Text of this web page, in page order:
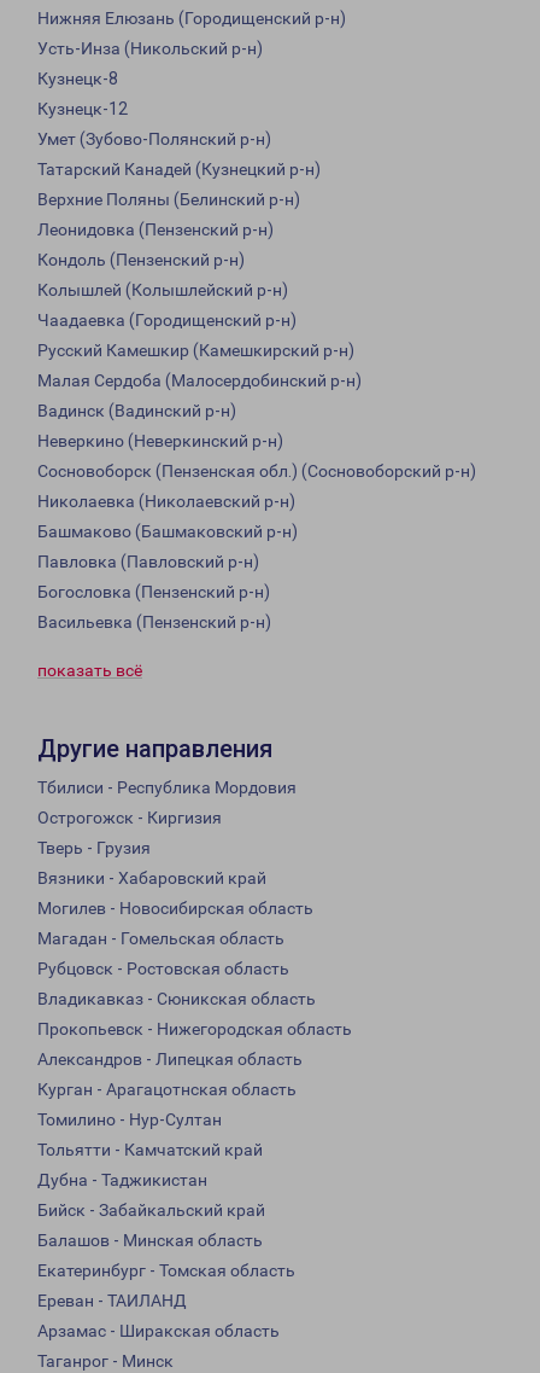
Нижняя Елюзань (Городищенский р-н)
Усть-Инза (Никольский р-н)
Кузнецк-8
Кузнецк-12
Умет (Зубово-Полянский р-н)
Татарский Канадей (Кузнецкий р-н)
Верхние Поляны (Белинский р-н)
Леонидовка (Пензенский р-н)
Кондоль (Пензенский р-н)
Колышлей (Колышлейский р-н)
Чаадаевка (Городищенский р-н)
Русский Камешкир (Камешкирский р-н)
Малая Сердоба (Малосердобинский р-н)
Вадинск (Вадинский р-н)
Неверкино (Неверкинский р-н)
Сосновоборск (Пензенская обл.) (Сосновоборский р-н)
Николаевка (Николаевский р-н)
Башмаково (Башмаковский р-н)
Павловка (Павловский р-н)
Богословка (Пензенский р-н)
Васильевка (Пензенский р-н)
показать всё
Другие направления
Тбилиси - Республика Мордовия
Острогожск - Киргизия
Тверь - Грузия
Вязники - Хабаровский край
Могилев - Новосибирская область
Магадан - Гомельская область
Рубцовск - Ростовская область
Владикавказ - Сюникская область
Прокопьевск - Нижегородская область
Александров - Липецкая область
Курган - Арагацотнская область
Томилино - Нур-Султан
Тольятти - Камчатский край
Дубна - Таджикистан
Бийск - Забайкальский край
Балашов - Минская область
Екатеринбург - Томская область
Ереван - ТАИЛАНД
Арзамас - Ширакская область
Таганрог - Минск